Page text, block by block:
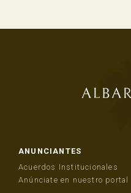
ANUNCIANTES
Acuerdos Institucionales
Anúnciate en nuestro portal